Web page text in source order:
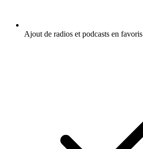
Ajout de radios et podcasts en favoris